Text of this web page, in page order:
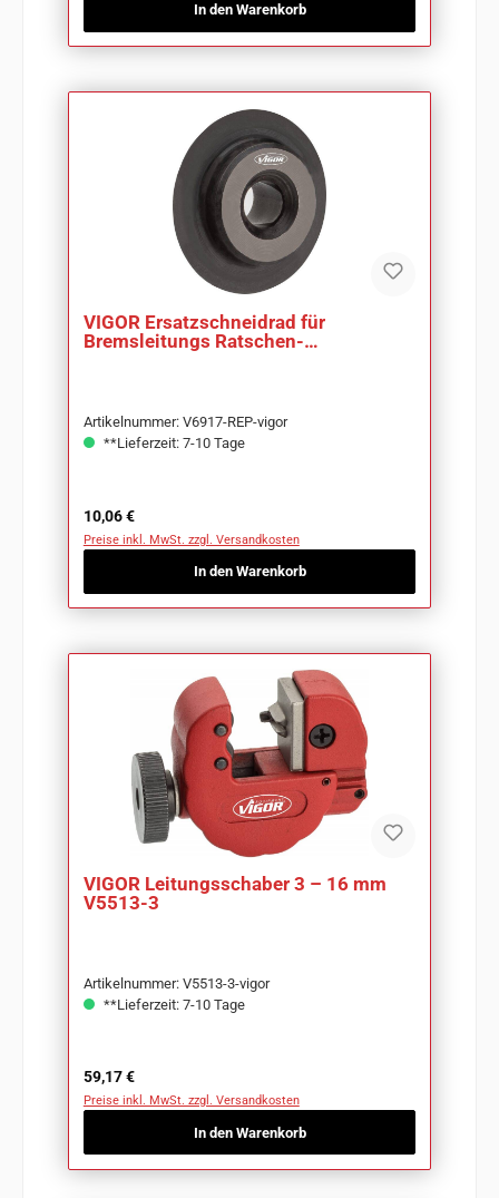
In den Warenkorb
VIGOR Ersatzschneidrad für
Bremsleitungs Ratschen-
Artikelnummer: V6917-REP-vigor
**Lieferzeit: 7-10 Tage
Regulärer Preis:
10,06 €
Preise inkl. MwSt. zzgl. Versandkosten
In den Warenkorb
VIGOR Leitungsschaber 3 – 16 mm
V5513-3
Artikelnummer: V5513-3-vigor
**Lieferzeit: 7-10 Tage
Regulärer Preis:
59,17 €
Preise inkl. MwSt. zzgl. Versandkosten
In den Warenkorb